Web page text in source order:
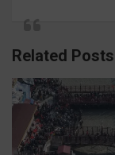
Related Posts